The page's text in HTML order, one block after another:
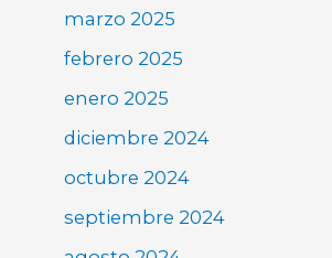
marzo 2025
febrero 2025
enero 2025
diciembre 2024
octubre 2024
septiembre 2024